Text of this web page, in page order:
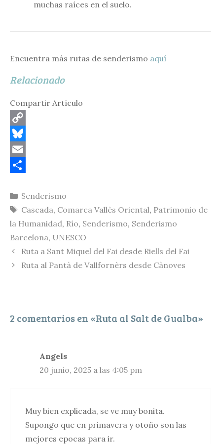
muchas raíces en el suelo.
Encuentra más rutas de senderismo aquí
Relacionado
Compartir Artículo
C
o
p
L
i
n
B
e
s
k
E
a
i
l
o
m
p
Categorías
Senderismo
Etiquetas
Cascada, Comarca Vallès Oriental, Patrimonio de
la Humanidad, Río, Senderismo, Senderismo
Barcelona, UNESCO
Ruta a Sant Miquel del Fai desde Riells del Fai
Ruta al Pantà de Vallfornèrs desde Cànoves
2 comentarios en «Ruta al Salt de Gualba»
Angels
20 junio, 2025 a las 4:05 pm
Muy bien explicada, se ve muy bonita.
Supongo que en primavera y otoño son las
mejores epocas para ir.